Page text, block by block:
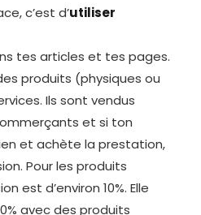
c’est d’utiliser
tes articles et tes pages.
produits (physiques ou
Ils sont vendus
et si ton
et achète la prestation,
Pour les produits
est d’environ 10%. Elle
avec des produits